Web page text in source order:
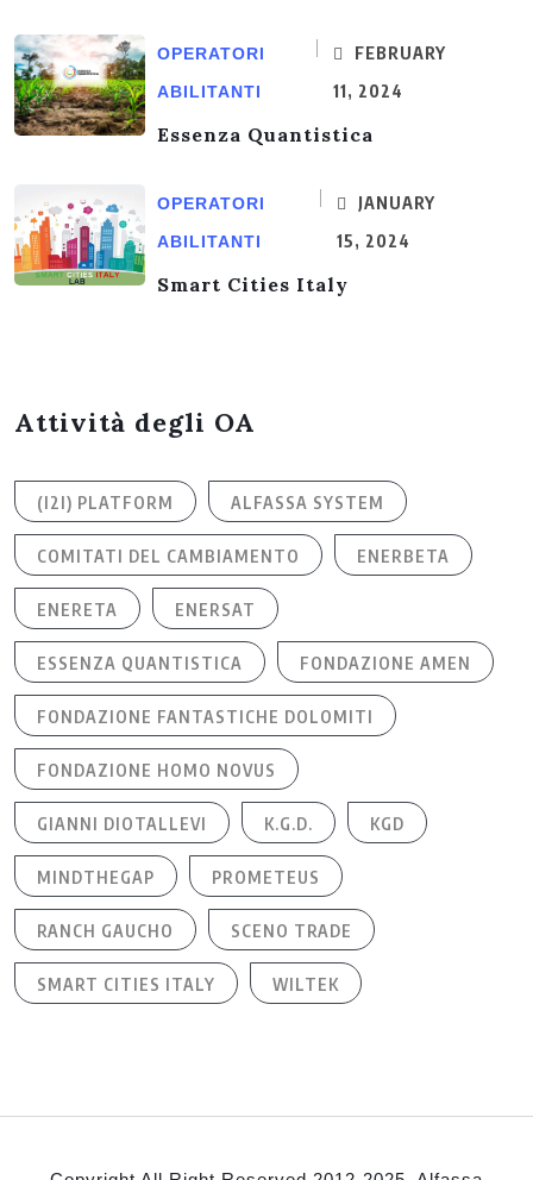
OPERATORI
ABILITANTI
FEBRUARY
11, 2024
Essenza Quantistica
OPERATORI
ABILITANTI
JANUARY
15, 2024
Smart Cities Italy
Attività degli OA
(I2I) PLATFORM ALFASSA SYSTEM
COMITATI DEL CAMBIAMENTO ENERBETA
ENERETA ENERSAT
ESSENZA QUANTISTICA FONDAZIONE AMEN
FONDAZIONE FANTASTICHE DOLOMITI
FONDAZIONE HOMO NOVUS
GIANNI DIOTALLEVI K.G.D. KGD
MINDTHEGAP PROMETEUS
RANCH GAUCHO SCENO TRADE
SMART CITIES ITALY WILTEK